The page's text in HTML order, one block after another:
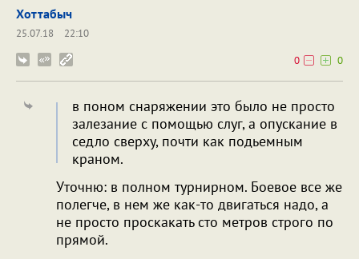
Хоттабыч
25.07.18
22:10
0
0
в поном снаряжении это было не просто
залезание с помощью слуг, а опускание в
седло сверху, почти как подьемным
краном.
Уточню: в полном турнирном. Боевое все же
полегче, в нем же как-то двигаться надо, а
не просто проскакать сто метров строго по
прямой.